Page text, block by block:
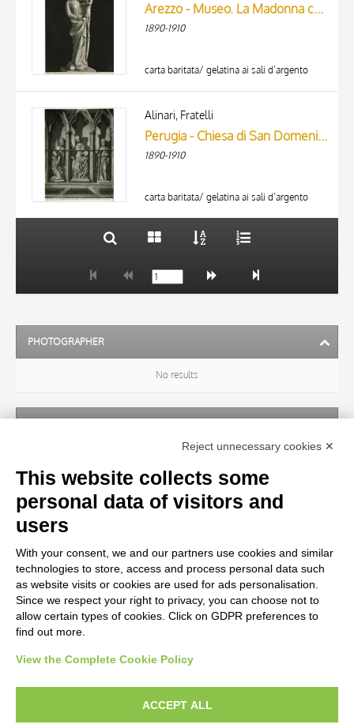
Arezzo - Museo. La Madonna col divin Figlio. (Giovanni Pisano)
1890-1910
carta baritata/ gelatina ai sali d’argento
Alinari, Fratelli
Perugia - Chiesa di San Domenico. Un dettaglio del Cenotafio di Benedetto XI. (Giovanni Pisano.)
1890-1910
carta baritata/ gelatina ai sali d’argento
TITLE
ARTISTA
20 RESULTS
PHOTOGRAPHER
No results
TITLE
MATERIAL AND TECHNIQUE
CENTURY
diritto d’autore, legge 22 aprile 1941 n. 633. I diritti degli autori, degli artisti e
Reject unnecessary cookies ✕
This website collects some
personal data of visitors and
users
With your consent, we and our partners use cookies and similar
technologies to store, access and process personal data such
as website visits or cookies are used for ads personalisation.
Since we respect your right to privacy, you can choose not to
allow certain types of cookies. Click on GDPR preferences to
find out more.
View the Complete Cookie Policy
ACCEPT ALL